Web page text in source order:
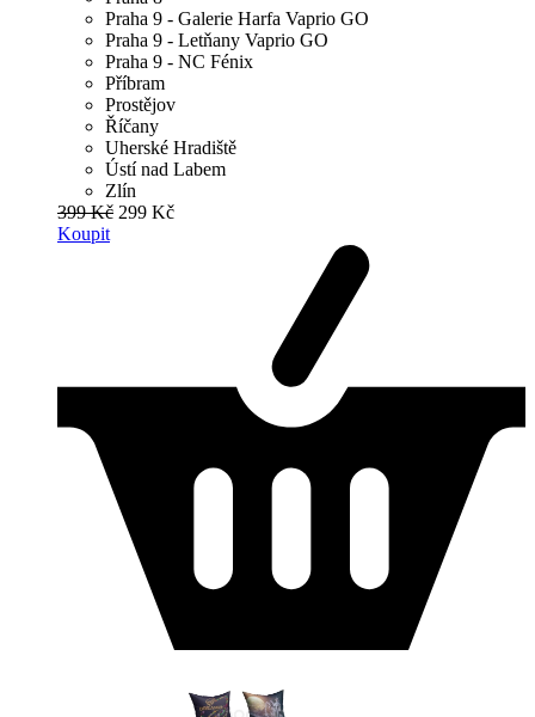
Praha 9 - Galerie Harfa Vaprio GO
Praha 9 - Letňany Vaprio GO
Praha 9 - NC Fénix
Příbram
Prostějov
Říčany
Uherské Hradiště
Ústí nad Labem
Zlín
399 Kč 299 Kč
Koupit